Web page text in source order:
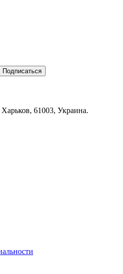
Подписаться
Харьков, 61003, Украина.